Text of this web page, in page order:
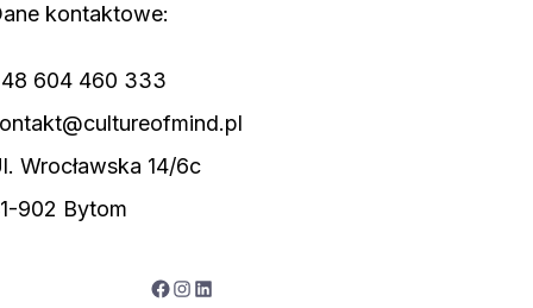
kontaktowe:
604 460 333
Wrocławska 14/6c
902 Bytom